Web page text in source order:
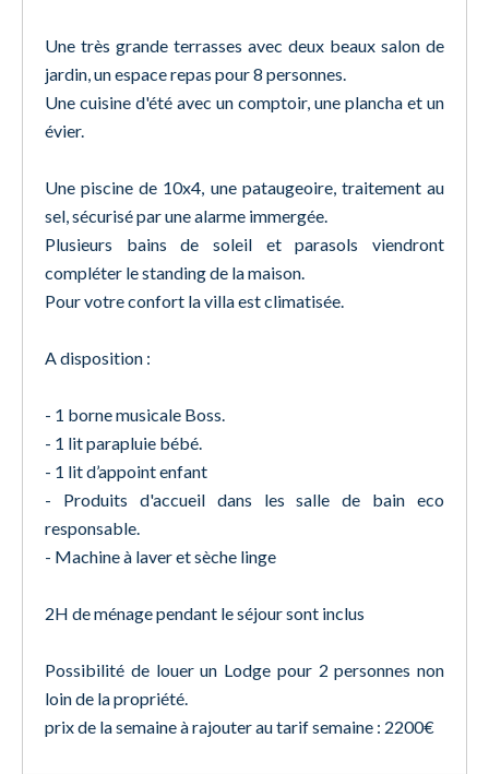
Une très grande terrasses avec deux beaux salon de
jardin, un espace repas pour 8 personnes.
Une cuisine d'été avec un comptoir, une plancha et un
évier.
Une piscine de 10x4, une pataugeoire, traitement au
sel, sécurisé par une alarme immergée.
Plusieurs bains de soleil et parasols viendront
compléter le standing de la maison.
Pour votre confort la villa est climatisée.
A disposition :
- 1 borne musicale Boss.
- 1 lit parapluie bébé.
- 1 lit d’appoint enfant
- Produits d'accueil dans les salle de bain eco
responsable.
- Machine à laver et sèche linge
2H de ménage pendant le séjour sont inclus
Possibilité de louer un Lodge pour 2 personnes non
loin de la propriété.
prix de la semaine à rajouter au tarif semaine : 2200€